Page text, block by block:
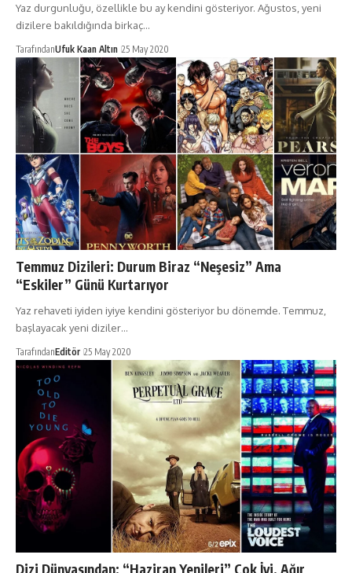
Yaz durgunluğu, özellikle bu ay kendini gösteriyor. Ağustos, yeni
dizilere bakıldığında birkaç…
TarafındanUfuk Kaan Altın 25 May 2020
Temmuz Dizileri: Durum Biraz “Neşesiz” Ama
“Eskiler” Günü Kurtarıyor
Yaz rehaveti iyiden iyiye kendini gösteriyor bu dönemde. Temmuz,
başlayacak yeni diziler…
TarafındanEditör 25 May 2020
Dizi Dünyasından: “Haziran Yenileri” Çok İyi, Ağır